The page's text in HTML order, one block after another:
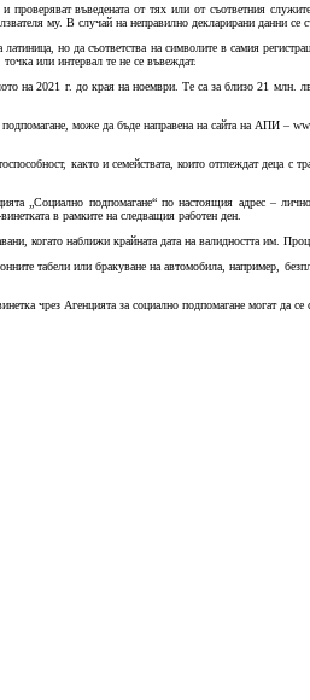
проверяват въведената от тях или от съответния
му. В случай на неправилно декларирани данни
но да съответства на символите в самия
или интервал те не се въвеждат.
на 2021 г. до края на ноември. Те са за близо 21
може да бъде направена на сайта на АПИ
както и семействата, които отглеждат
„Социално подпомагане“ по настоящия адрес –
в рамките на следващия работен ден.
когато наближи крайната дата на валидността им.
табели или бракуване на автомобила, например,
чрез Агенцията за социално подпомагане могат